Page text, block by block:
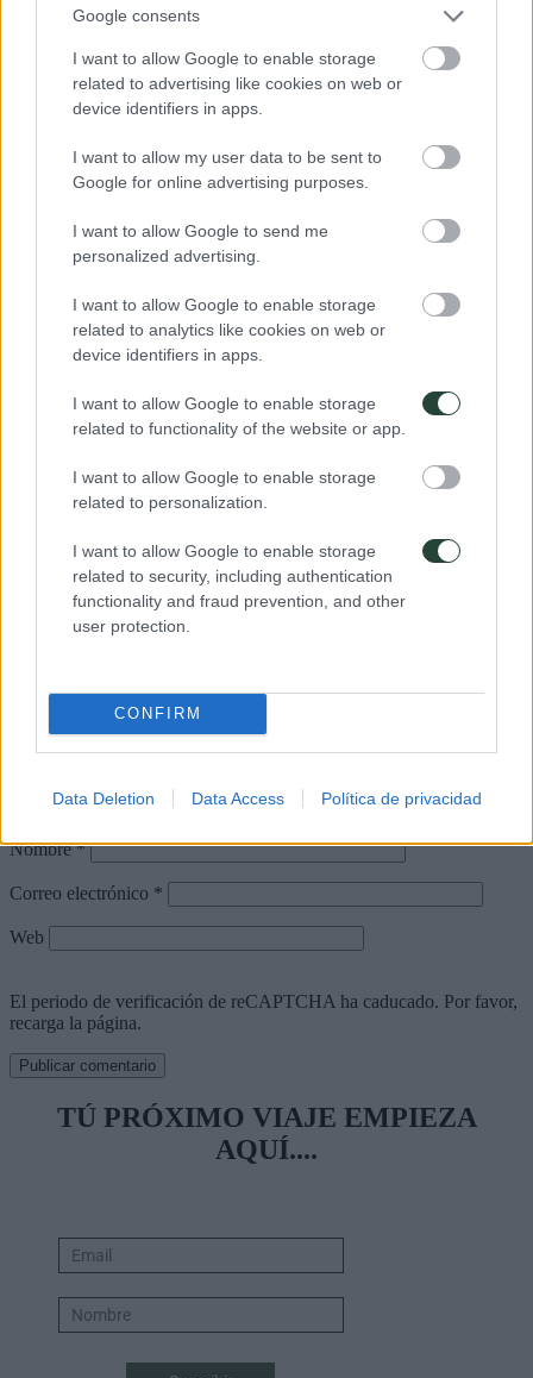
Google consents
I want to allow Google to enable storage
related to advertising like cookies on web or
device identifiers in apps.
I want to allow my user data to be sent to
Google for online advertising purposes.
I want to allow Google to send me
personalized advertising.
I want to allow Google to enable storage
related to analytics like cookies on web or
device identifiers in apps.
I want to allow Google to enable storage
related to functionality of the website or app.
I want to allow Google to enable storage
related to personalization.
I want to allow Google to enable storage
related to security, including authentication
functionality and fraud prevention, and other
user protection.
CONFIRM
Data Deletion Data Access Política de privacidad
especies en peligro
Respetamos la distancia con animales salvajes, sin
asustarlos ni alterar su tranquilidad y tratamos de evitar
cualquier situación sospechosa de maltrato animal. Dar de
puede ser perjudicial. Los monos por ejemplo, se vuelven
agresivos y ladrones. Respetando la armonía del lugar, no
cogemos ni retiramos del paisaje ningún elemento natural o
Respetar el entorno
Los recursos naturales y culturales suelen ser los principales
atractivos turísticos de un país y la motivación principal del
visitante. Los viajeros tienen una responsabilidad directa con
menos lo entendemos en 3000KM..
Deja una respuesta
Tu dirección de correo electrónico no será publicada.
Los campos
obligatorios están marcados con*
Puedes usar estas etiquetas y atributos
<blockquote cite=""> <cite> <code> <del datetime=""> <em> <i>
<q cite=""> <s> <strike> <strong>
Nombre*
Correo electrónico *
Web
El periodo de verificación de reCAPTCHA ha caducado. Por favor,
recarga la página.
TÚ PRÓXIMO VIAJE EMPIEZA
AQUÍ....